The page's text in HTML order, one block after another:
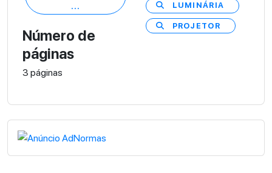
...
Número de
páginas
3 páginas
LUMINÁRIA
PROJETOR